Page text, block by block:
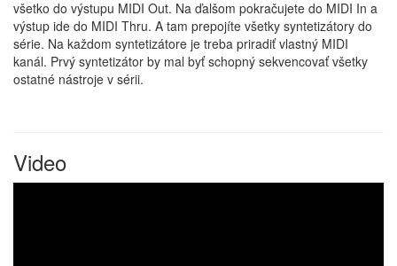
všetko do výstupu MIDI Out. Na ďalšom pokračujete do MIDI In a
výstup ide do MIDI Thru. A tam prepojíte všetky syntetizátory do
série. Na každom syntetizátore je treba priradiť vlastný MIDI
kanál. Prvý syntetizátor by mal byť schopný sekvencovať všetky
ostatné nástroje v sérii.
Video